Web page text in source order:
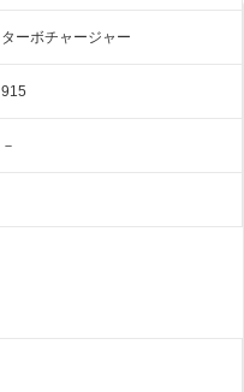
ターボチャージャー
915
－